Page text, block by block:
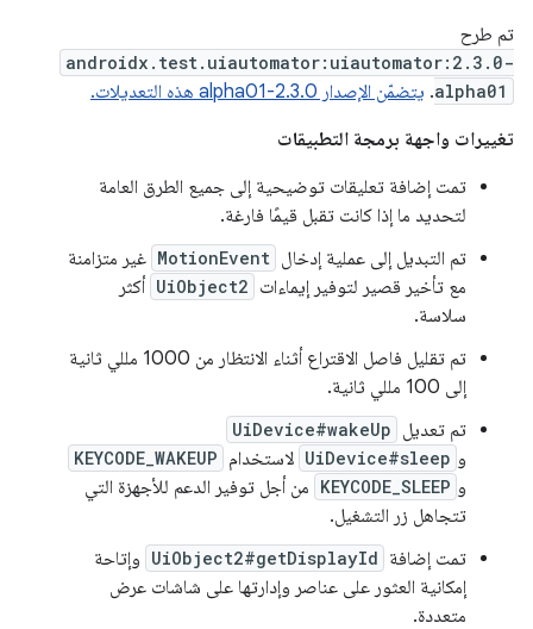
تم طرح
androidx.test.uiautomator:uiautomator:2.3.0-
alpha01
. يتضمّن الإصدار 2.3.0-alpha01 هذه التعديلات.
تغييرات واجهة برمجة التطبيقات
تمت إضافة تعليقات توضيحية إلى جميع الطرق العامة
لتحديد ما إذا كانت تقبل قيمًا فارغة.
تم التبديل إلى عملية إدخال MotionEvent غير متزامنة
مع تأخير قصير لتوفير إيماءات UiObject2 أكثر
سلاسة.
تم تقليل فاصل الاقتراع أثناء الانتظار من 1000 مللي ثانية
إلى 100 مللي ثانية.
تم تعديل UiDevice#wakeUp
و UiDevice#sleep لاستخدام KEYCODE_WAKEUP
و KEYCODE_SLEEP من أجل توفير الدعم للأجهزة التي
تتجاهل زر التشغيل.
تمت إضافة UiObject2#getDisplayId وإتاحة
إمكانية العثور على عناصر وإدارتها على شاشات عرض
متعددة.